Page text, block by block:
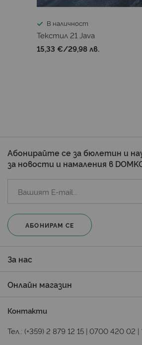
В наличност
Текстил 21 Java
15,33 €/29,98 лв.
Абонирайте се за бюлетин и
за новости и намаления в
АБОНИРАМ СЕ
За нас
Онлайн магазин
Контакти
Тел.: (+359) 2 879 12 15 | 0700 420 02 |